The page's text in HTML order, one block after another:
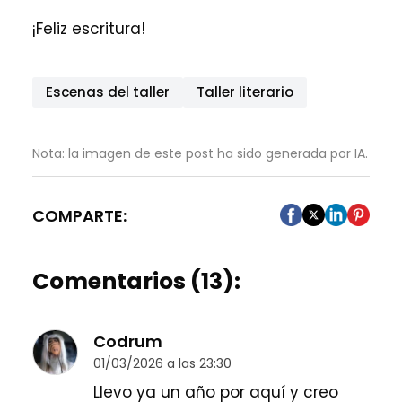
¡Feliz escritura!
Escenas del taller Taller literario
Nota: la imagen de este post ha sido generada por IA.
COMPARTE:
Comentarios (13):
Codrum
01/03/2026 a las 23:30
Llevo ya un año por aquí y creo